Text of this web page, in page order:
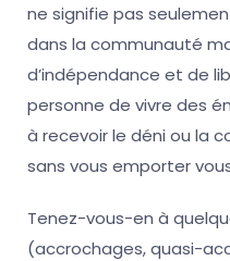
ne signifie pas
dans la communauté
d’indépendance et de
personne de vivre des
à recevoir le déni ou la
sans vous emporter
Tenez-vous-en à
(accrochages, quasi-